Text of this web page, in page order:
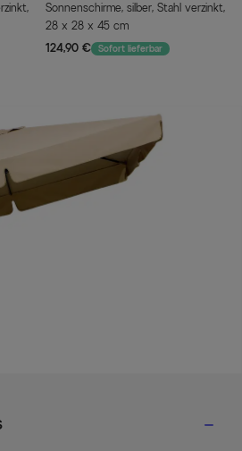
Sonnenschirme, silber, Stahl verzinkt,
28 x 28 x 45 cm
124,90 €
Sofort lieferbar